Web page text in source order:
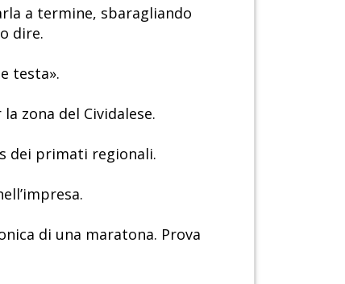
a termine, sbaragliando
dire.
testa».
zona del Cividalese.
dei primati regionali.
di una maratona. Prova